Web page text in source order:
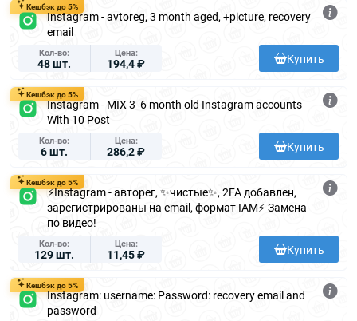
Кешбэк до 5%
Instagram - avtoreg, 3 month aged, +picture, recovery
email
Кол-во
48 шт.
Цена
194,4 ₽ Купить
Кешбэк до 5%
Instagram - MIX 3_6 month old Instagram accounts
With 10 Post
Кол-во
6 шт.
Цена
286,2 ₽ Купить
Кешбэк до 5%
⚡️Instagram - авторег, ✨чистые✨, 2FA добавлен,
зарегистрированы на email, формат IAM⚡️ Замена
по видео!
Кол-во
129 шт.
Цена
11,45 ₽ Купить
Кешбэк до 5%
Instagram: username: Password: recovery email and
password